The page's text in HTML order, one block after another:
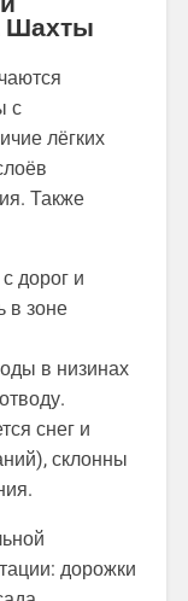
Шахты
с
лёгких
Также
дорог и
в зоне
в низинах
снег и
склонны
дорожки